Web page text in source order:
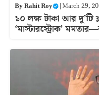
ByRahit Roy |March 29,
১০ লক্ষ টাকা আর
‘মাস্টারস্ট্রোক’